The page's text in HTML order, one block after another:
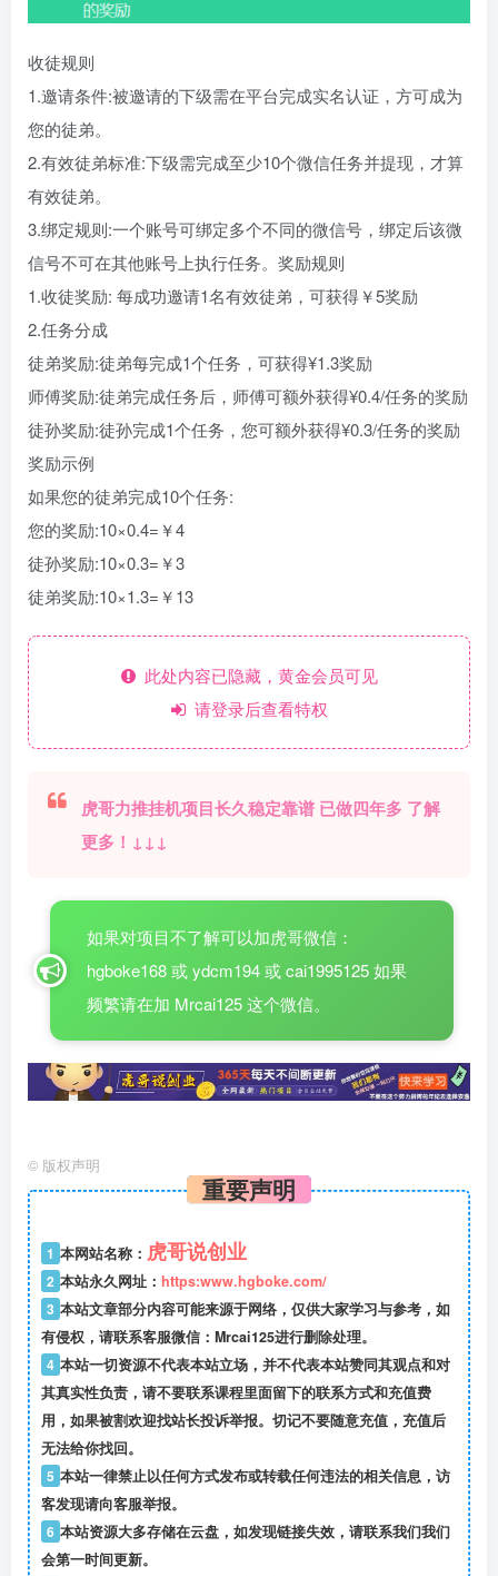
收徒规则
1.邀请条件:被邀请的下级需在平台完成实名认证，方可成为
您的徒弟。
2.有效徒弟标准:下级需完成至少10个微信任务并提现，才算
有效徒弟。
3.绑定规则:一个账号可绑定多个不同的微信号，绑定后该微
信号不可在其他账号上执行任务。奖励规则
1.收徒奖励: 每成功邀请1名有效徒弟，可获得￥5奖励
2.任务分成
徒弟奖励:徒弟每完成1个任务，可获得¥1.3奖励
师傅奖励:徒弟完成任务后，师傅可额外获得¥0.4/任务的奖励
徒孙奖励:徒孙完成1个任务，您可额外获得¥0.3/任务的奖励
奖励示例
如果您的徒弟完成10个任务:
您的奖励:10×0.4=￥4
徒孙奖励:10×0.3=￥3
徒弟奖励:10×1.3=￥13
此处内容已隐藏，黄金会员可见
请登录后查看特权
虎哥力推挂机项目长久稳定靠谱 已做四年多 了解
更多！↓↓↓
如果对项目不了解可以加虎哥微信：
hgboke168 或 ydcm194 或 cai1995125 如果
频繁请在加 Mrcai125 这个微信。
© 版权声明
重要声明
1 本网站名称： 虎哥说创业
2 本站永久网址： https:www.hgboke.com/
3 本站文章部分内容可能来源于网络，仅供大家学习与参考，如
有侵权，请联系客服微信：Mrcai125进行删除处理。
4 本站一切资源不代表本站立场，并不代表本站赞同其观点和对
其真实性负责，请不要联系课程里面留下的联系方式和充值费
用，如果被割欢迎找站长投诉举报。切记不要随意充值，充值后
无法给你找回。
5 本站一律禁止以任何方式发布或转载任何违法的相关信息，访
客发现请向客服举报。
6 本站资源大多存储在云盘，如发现链接失效，请联系我们我们
会第一时间更新。